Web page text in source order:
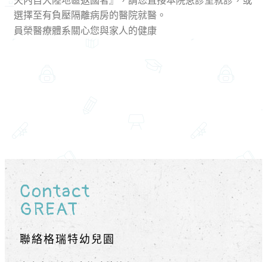
選擇至有負壓隔離病房的醫院就醫。
員榮醫療體系關心您與家人的健康
Contact
GREAT
聯絡格瑞特幼兒園